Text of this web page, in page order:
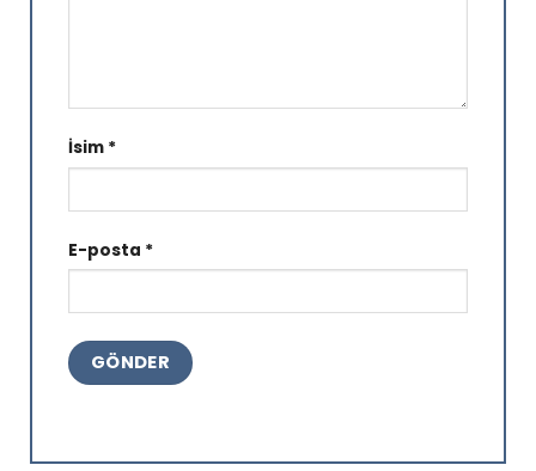
İsim *
E-posta *